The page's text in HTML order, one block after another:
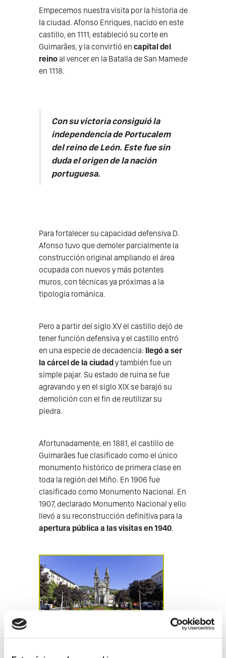
Empecemos nuestra visita por la historia de
la ciudad. Afonso Enriques, nacido en este
castillo, en 1111, estableció su corte en
Guimarães, y la convirtió en capital del
reinoal vencer en la Batalla de San Mamede
en 1118.
Con su victoria consiguió la
independencia de Portucalem
del reino de León. Este fue sin
duda el origen de la nación
portuguesa.
Para fortalecer su capacidad defensiva D.
Afonso tuvo que demoler parcialmente la
construcción original ampliando el área
ocupada con nuevos y más potentes
muros, con técnicas ya próximas a la
tipología románica.
Pero a partir del siglo XV el castillo dejó de
tener función defensiva y el castillo entró
en una especie de decadencia: llegó a ser
la cárcel de la ciudady también fue un
simple pajar. Su estado de ruina se fue
agravando y en el siglo XIX se barajó su
demolición con el fin de reutilizar su
piedra.
Afortunadamente, en 1881, el castillo de
Guimarães fue clasificado como el único
monumento histórico de primera clase en
toda la región del Miño. En 1906 fue
clasificado como Monumento Nacional. En
1907, declarado Monumento Nacional y ello
llevó a su reconstrucción definitiva para la
apertura pública a las visitas en 1940.